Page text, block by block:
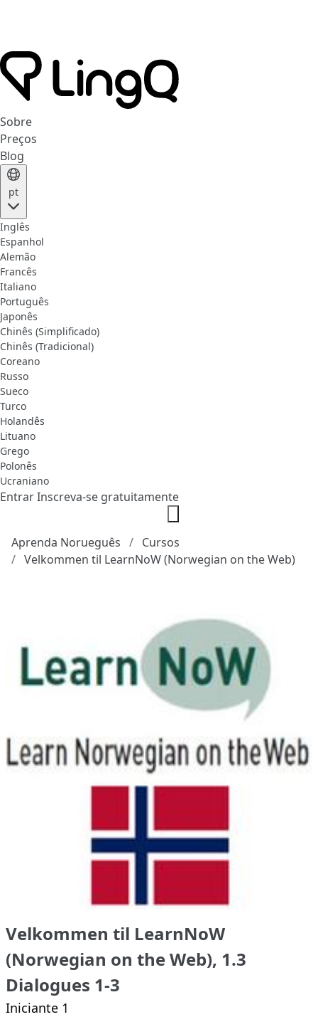
Sobre
Preços
Blog
pt
Inglês
Espanhol
Alemão
Francês
Italiano
Português
Japonês
Chinês (Simplificado)
Chinês (Tradicional)
Coreano
Russo
Sueco
Turco
Holandês
Lituano
Grego
Polonês
Ucraniano
EntrarInscreva-se gratuitamente
Aprenda Norueguês
Cursos
Velkommen til LearnNoW (Norwegian on the Web)
Velkommen til LearnNoW
(Norwegian on the Web), 1.3
Dialogues 1-3
Iniciante 1